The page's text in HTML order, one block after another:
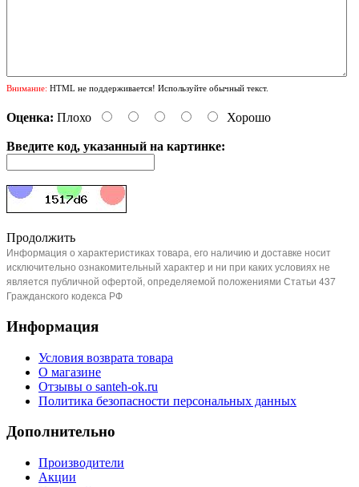
Внимание: HTML не поддерживается! Используйте обычный текст.
Оценка: Плохо Хорошо
Введите код, указанный на картинке:
Продолжить
Информация о характеристиках товара, его наличию и доставке носит
исключительно ознакомительный характер и ни при каких условиях не
является публичной офертой, определяемой положениями Статьи 437
Гражданского кодекса РФ
Информация
Условия возврата товара
О магазине
Отзывы о santeh-ok.ru
Политика безопасности персональных данных
Дополнительно
Производители
Акции